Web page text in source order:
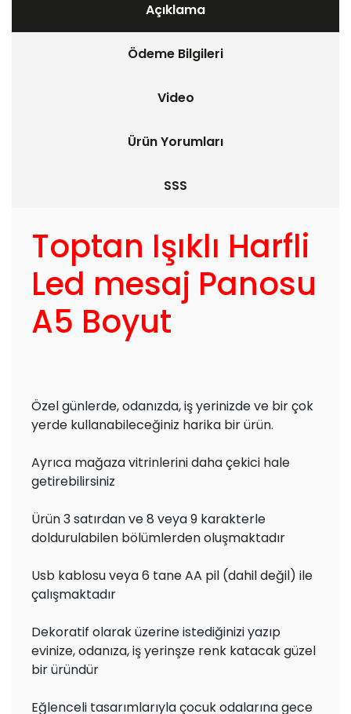
Açıklama
Ödeme Bilgileri
Video
Ürün Yorumları
SSS
Toptan Işıklı Harfli
Led mesaj Panosu
A5 Boyut
Özel günlerde, odanızda, iş yerinizde ve bir çok
yerde kullanabileceğiniz harika bir ürün.
Ayrıca mağaza vitrinlerini daha çekici hale
getirebilirsiniz
Ürün 3 satırdan ve 8 veya 9 karakterle
doldurulabilen bölümlerden oluşmaktadır
Usb kablosu veya 6 tane AA pil (dahil değil) ile
çalışmaktadır
Dekoratif olarak üzerine istediğinizi yazıp
evinize, odanıza, iş yerinşze renk katacak güzel
bir üründür
Eğlenceli tasarımlarıyla çocuk odalarına gece